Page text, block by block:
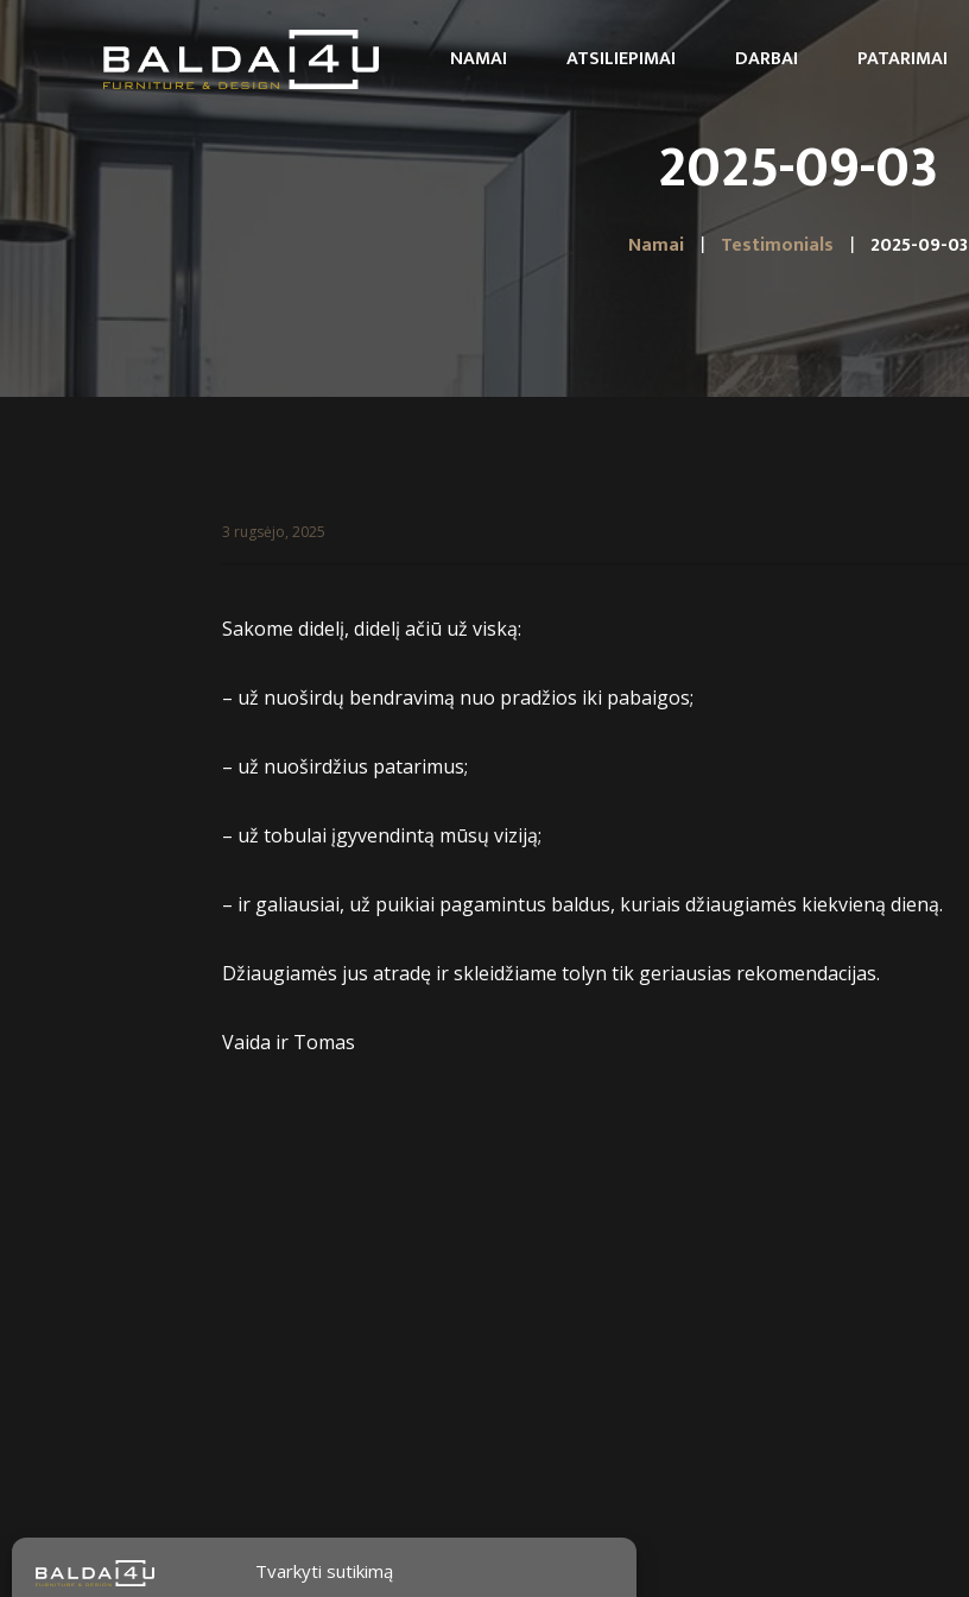
Tvarkyti sutikimą
NAMAI ATSILIEPIMAI DARBAI PATARIMAI
2025-09-03
Namai Testimonials 2025-09-03
3 rugsėjo, 2025
Sakome didelį, didelį ačiū už viską:
– už nuoširdų bendravimą nuo pradžios iki pabaigos;
– už nuoširdžius patarimus;
– už tobulai įgyvendintą mūsų viziją;
– ir galiausiai, už puikiai pagamintus baldus, kuriais džiaugiamės kiekvieną dieną.
Džiaugiamės jus atradę ir skleidžiame tolyn tik geriausias rekomendacijas.
Vaida ir Tomas